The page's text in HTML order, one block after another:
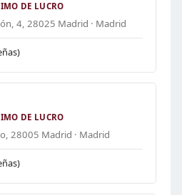
DE LUCRO
4, 28025 Madrid · Madrid
DE LUCRO
28005 Madrid · Madrid